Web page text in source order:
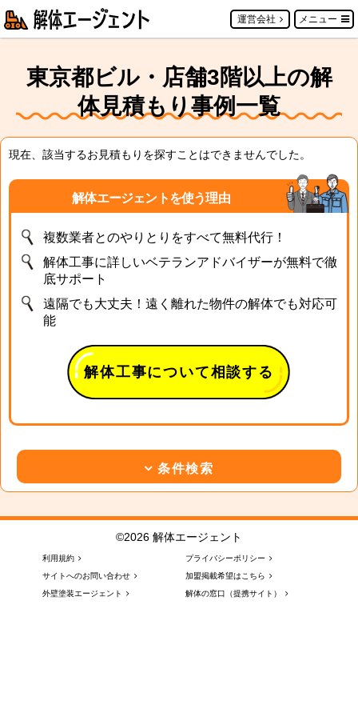
運営会社 メニュー
東京都ビル・店舗3階以上の解
体見積もり事例一覧
現在、該当するお見積もりを探すことはできませんでした。
解体エージェントを使う理由
複数業者とのやりとりをすべて無料代行！
解体工事に詳しいベテランアドバイザーが無料で徹
底サポート
遠隔でも大丈夫！遠く離れた物件の解体でも対応可
能
解体工事について相談する
条件検索
©2026 解体エージェント
利用規約
プライバシーポリシー
サイトへのお問い合わせ
加盟掲載希望はこちら
外壁塗装エージェント
解体の窓口（提携サイト）